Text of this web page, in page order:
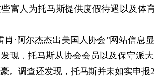
富人为托马斯提供度假待遇以及体
·阿尔杰杰出美国人协会”网站信息
发现，托马斯从协会会员以及保守派
。调查还发现，托马斯并未如实申报